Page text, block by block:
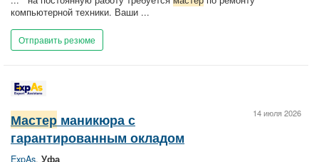
компьютерной техники. Ваши ...
Отправить резюме
14 июля 2026
Мастер маникюра с
гарантированным окладом
ExpAs, Уфа